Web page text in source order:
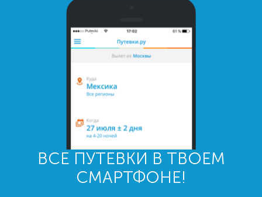
ВСЕ ПУТЕВКИ В ТВОЕМ
СМАРТФОНЕ!